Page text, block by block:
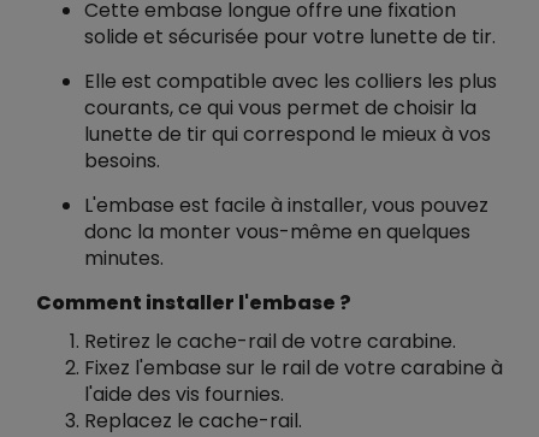
Cette embase longue offre une fixation
solide et sécurisée pour votre lunette de tir.
Elle est compatible avec les colliers les plus
courants, ce qui vous permet de choisir la
lunette de tir qui correspond le mieux à vos
besoins.
L'embase est facile à installer, vous pouvez
donc la monter vous-même en quelques
minutes.
Comment installer l'embase ?
Retirez le cache-rail de votre carabine.
Fixez l'embase sur le rail de votre carabine à
l'aide des vis fournies.
Replacez le cache-rail.